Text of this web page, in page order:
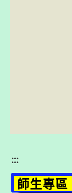
:::
師生專區